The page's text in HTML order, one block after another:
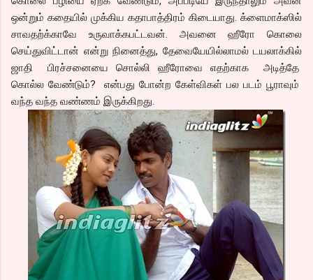
ஒன்றும் கதையில் முக்கிய கதாபாத்திரம் கிடையாது. க்ளைமாக்ஸில்
சாவதற்க்காவே உருவாக்கபட்டவன். அவனை ஹீரோ கொலை
செய்துவிட்டான் என்று நினைத்து, தேவையேயில்லாமல் டயலாக்கில்
ஜாதி பிரச்சனையை சொல்லி ஹீரோவை எதற்காக அடித்தே
கொல்ல வேண்டும்? என்பது போன்ற கேள்விகள் பல படம் பூராவும்
வந்த வந்த வண்ணம் இருக்கிறது.